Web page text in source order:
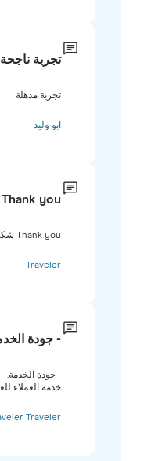
تجربة ناجحة
تجربة مذهلة
Thank you
Thank you شكرا علي الخدمة المميزه
Traveler
- جودة الخدمة.
- جودة الخدمة. - سرعة
خدمة العملاء للعميل أي
Traveler Traveler